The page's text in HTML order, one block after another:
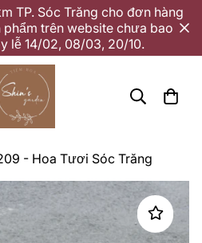
TP. Sóc Trăng cho đơn hàng
trên website chưa bao
lễ 14/02, 08/03, 20/10.
- Hoa Tươi Sóc Trăng